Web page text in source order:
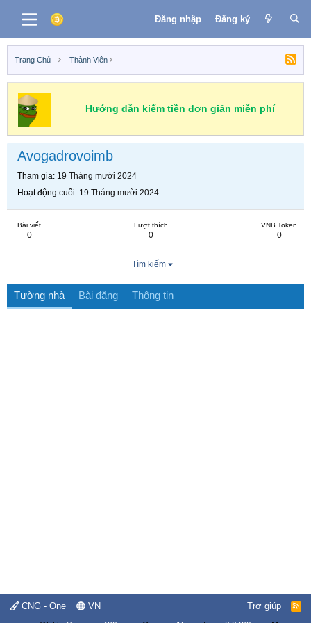
Đăng nhập Đăng ký
Trang Chủ Thành Viên
Hướng dẫn kiếm tiền đơn giản miễn phí
Avogadrovoimb
Tham gia 19 Tháng mười 2024
Hoạt động cuối 19 Tháng mười 2024
Bài viết
0
Lượt thích
0
VNB Token
0
Tìm kiếm
Tường nhà Bài đăng Thông tin
CNG - One VN Trợ giúp
R